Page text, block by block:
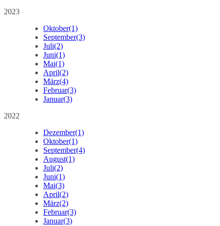
2023
Oktober(1)
September(3)
Juli(2)
Juni(1)
Mai(1)
April(2)
März(4)
Februar(3)
Januar(3)
2022
Dezember(1)
Oktober(1)
September(4)
August(1)
Juli(2)
Juni(1)
Mai(3)
April(2)
März(2)
Februar(3)
Januar(3)